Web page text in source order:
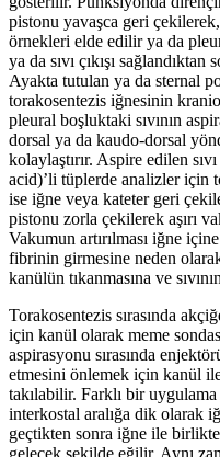
pistonu yavaşca geri çekilerek,
örnekleri elde edilir ya da
ya da sıvı çıkışı
Ayakta tutulan ya da sternal
torakosentezis iğnesinin
pleural boşluktaki sıvının
dorsal ya da kaudo-dorsal
kolaylaştırır. Aspire edilen
acid)’li tüplerde analizler için
ise iğne veya kateter geri
pistonu zorla çekilerek aşırı
Vakumun artırılması iğne
fibrinin girmesine neden
kanülün tıkanmasına ve
Torakosentezis sırasında
için kanül olarak meme
aspirasyonu sırasında
etmesini önlemek için kanül
takılabilir. Farklı bir uygulama
interkostal aralığa dik olarak
geçtikten sonra iğne ile